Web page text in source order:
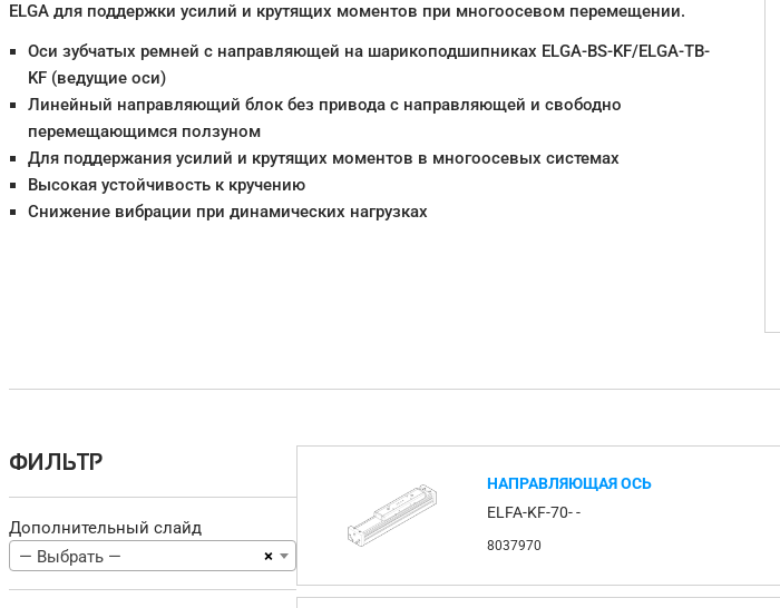
ELGA для поддержки усилий и крутящих моментов при многоосевом перемещении.
Оси зубчатых ремней с направляющей на шарикоподшипниках ELGA-BS-KF/ELGA-TB-
KF (ведущие оси)
Линейный направляющий блок без привода с направляющей и свободно
перемещающимся ползуном
Для поддержания усилий и крутящих моментов в многоосевых системах
Высокая устойчивость к кручению
Снижение вибрации при динамических нагрузках
ФИЛЬТР
Дополнительный слайд
×
— Выбрать —
НАПРАВЛЯЮЩАЯ ОСЬ
ELFA-KF-70- -
8037970